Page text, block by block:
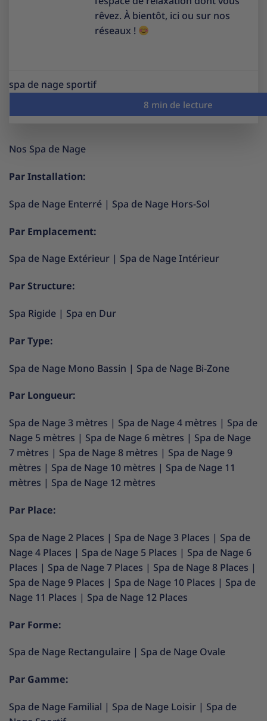
rêvez. À bientôt, ici ou sur nos
réseaux !
spa de nage sportif
Nos Spa de Nage
Par Installation:
Spa de Nage Enterré | Spa de Nage Hors-Sol
Par Emplacement:
Spa de Nage Extérieur | Spa de Nage Intérieur
Par Structure:
Spa Rigide | Spa en Dur
Par Type:
Spa de Nage Mono Bassin | Spa de Nage Bi-Zone
Par Longueur:
Spa de Nage 3 mètres | Spa de Nage 4 mètres | Spa de
Nage 5 mètres | Spa de Nage 6 mètres | Spa de Nage
7 mètres | Spa de Nage 8 mètres | Spa de Nage 9
mètres | Spa de Nage 10 mètres | Spa de Nage 11
mètres | Spa de Nage 12 mètres
Par Place:
Spa de Nage 2 Places | Spa de Nage 3 Places | Spa de
Nage 4 Places | Spa de Nage 5 Places | Spa de Nage 6
Places | Spa de Nage 7 Places | Spa de Nage 8 Places |
Spa de Nage 9 Places | Spa de Nage 10 Places | Spa de
Nage 11 Places | Spa de Nage 12 Places
Par Forme:
Spa de Nage Rectangulaire | Spa de Nage Ovale
Par Gamme:
Spa de Nage Familial | Spa de Nage Loisir | Spa de